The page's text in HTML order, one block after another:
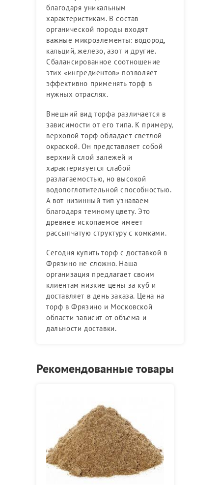
благодаря уникальным
характеристикам. В состав
органической породы входят
важные микроэлементы: водород,
кальций, железо, азот и другие.
Сбалансированное соотношение
этих «ингредиентов» позволяет
эффективно применять торф в
нужных отраслях.
Внешний вид торфа различается в
зависимости от его типа. К примеру,
верховой торф обладает светлой
окраской. Он представляет собой
верхний слой залежей и
характеризуется слабой
разлагаемостью, но высокой
водопоглотительной способностью.
А вот низинный тип узнаваем
благодаря темному цвету. Это
древнее ископаемое имеет
рассыпчатую структуру с комками.
Сегодня купить торф с доставкой в
Фрязино не сложно. Наша
организация предлагает своим
клиентам низкие цены за куб и
доставляет в день заказа. Цена на
торф в Фрязино и Московской
области зависит от объема и
дальности доставки.
Рекомендованные товары